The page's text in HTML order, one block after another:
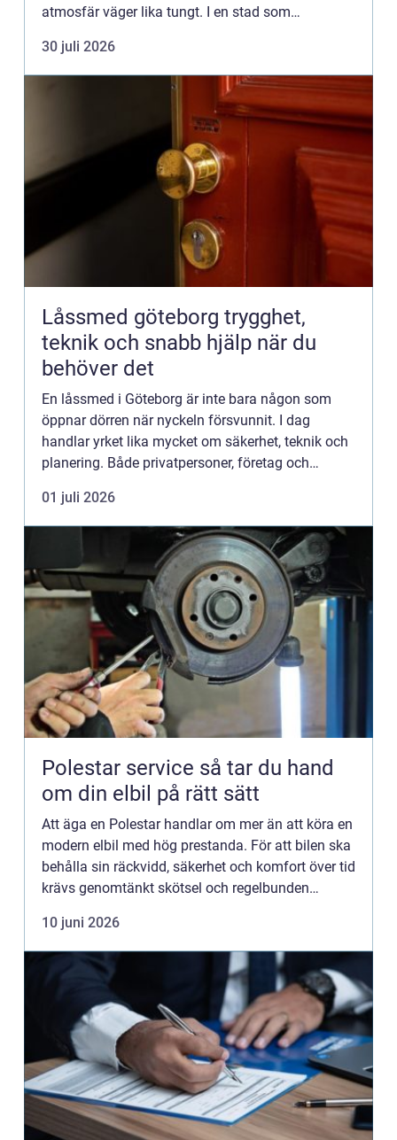
atmosfär väger lika tungt. I en stad som
skiljer man ut de...
30 juli 2026
Låssmed göteborg trygghet,
teknik och snabb hjälp när du
behöver det
En låssmed i Göteborg är inte bara någon som
öppnar dörren när nyckeln försvunnit. I dag
handlar yrket lika mycket om säkerhet, teknik och
planering. Både privatpersoner, företag och
lösningar för att skydda...
01 juli 2026
Polestar service så tar du hand
om din elbil på rätt sätt
Att äga en Polestar handlar om mer än att köra en
modern elbil med hög prestanda. För att bilen ska
behålla sin räckvidd, säkerhet och komfort över tid
krävs genomtänkt skötsel och regelbunden
servicebehov...
10 juni 2026